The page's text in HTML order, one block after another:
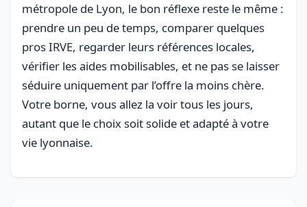
métropole de Lyon, le bon réflexe reste le même :
prendre un peu de temps, comparer quelques
pros IRVE, regarder leurs références locales,
vérifier les aides mobilisables, et ne pas se laisser
séduire uniquement par l’offre la moins chère.
Votre borne, vous allez la voir tous les jours,
autant que le choix soit solide et adapté à votre
vie lyonnaise.